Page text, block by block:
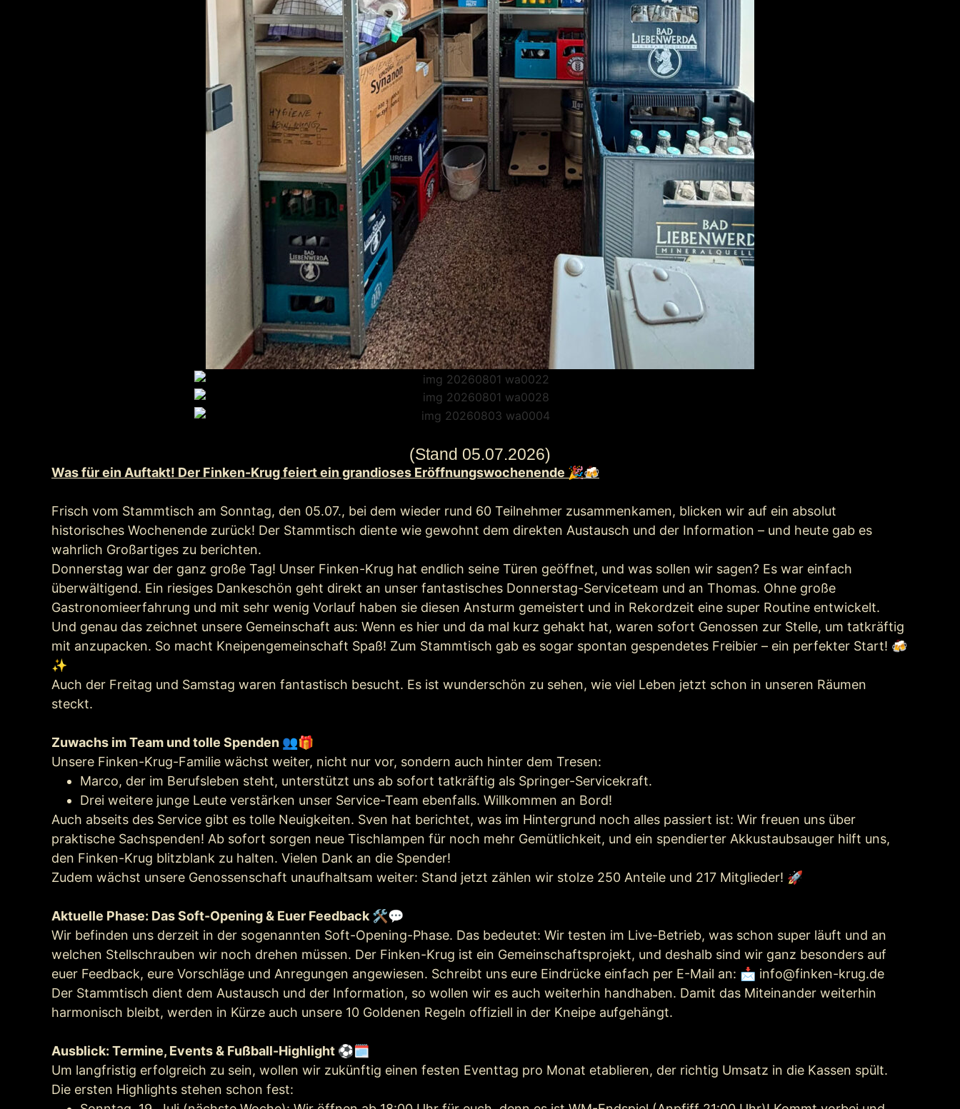
(Stand 05.07.2026)
Was für ein Auftakt! Der Finken-Krug feiert ein grandioses Eröffnungswochenende 🎉🍻
Frisch vom Stammtisch am Sonntag, den 05.07., bei dem wieder rund 60 Teilnehmer zusammenkamen, blicken wir auf ein absolut
historisches Wochenende zurück! Der Stammtisch diente wie gewohnt dem direkten Austausch und der Information – und heute gab es
wahrlich Großartiges zu berichten.
Donnerstag war der ganz große Tag! Unser Finken-Krug hat endlich seine Türen geöffnet, und was sollen wir sagen? Es war einfach
überwältigend. Ein riesiges Dankeschön geht direkt an unser fantastisches Donnerstag-Serviceteam und an Thomas. Ohne große
Gastronomieerfahrung und mit sehr wenig Vorlauf haben sie diesen Ansturm gemeistert und in Rekordzeit eine super Routine entwickelt.
Und genau das zeichnet unsere Gemeinschaft aus: Wenn es hier und da mal kurz gehakt hat, waren sofort Genossen zur Stelle, um tatkräftig
mit anzupacken. So macht Kneipengemeinschaft Spaß! Zum Stammtisch gab es sogar spontan gespendetes Freibier – ein perfekter Start! 🍻
✨
Auch der Freitag und Samstag waren fantastisch besucht. Es ist wunderschön zu sehen, wie viel Leben jetzt schon in unseren Räumen
steckt.
Zuwachs im Team und tolle Spenden 👥🎁
Unsere Finken-Krug-Familie wächst weiter, nicht nur vor, sondern auch hinter dem Tresen:
Marco, der im Berufsleben steht, unterstützt uns ab sofort tatkräftig als Springer-Servicekraft.
Drei weitere junge Leute verstärken unser Service-Team ebenfalls. Willkommen an Bord!
Auch abseits des Service gibt es tolle Neuigkeiten. Sven hat berichtet, was im Hintergrund noch alles passiert ist: Wir freuen uns über
praktische Sachspenden! Ab sofort sorgen neue Tischlampen für noch mehr Gemütlichkeit, und ein spendierter Akkustaubsauger hilft uns,
den Finken-Krug blitzblank zu halten. Vielen Dank an die Spender!
Zudem wächst unsere Genossenschaft unaufhaltsam weiter: Stand jetzt zählen wir stolze 250 Anteile und 217 Mitglieder! 🚀
Aktuelle Phase: Das Soft-Opening & Euer Feedback 🛠️💬
Wir befinden uns derzeit in der sogenannten Soft-Opening-Phase. Das bedeutet: Wir testen im Live-Betrieb, was schon super läuft und an
welchen Stellschrauben wir noch drehen müssen. Der Finken-Krug ist ein Gemeinschaftsprojekt, und deshalb sind wir ganz besonders auf
euer Feedback, eure Vorschläge und Anregungen angewiesen. Schreibt uns eure Eindrücke einfach per E-Mail an: 📩 info@finken-krug.de
Der Stammtisch dient dem Austausch und der Information, so wollen wir es auch weiterhin handhaben. Damit das Miteinander weiterhin
harmonisch bleibt, werden in Kürze auch unsere 10 Goldenen Regeln offiziell in der Kneipe aufgehängt.
Ausblick: Termine, Events & Fußball-Highlight ⚽🗓️
Um langfristig erfolgreich zu sein, wollen wir zukünftig einen festen Eventtag pro Monat etablieren, der richtig Umsatz in die Kassen spült.
Die ersten Highlights stehen schon fest: